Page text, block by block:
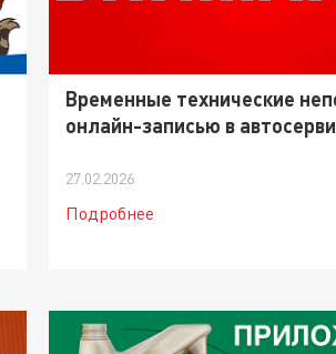
Временные технические
онлайн-записью в
27.02.2026
Подробнее